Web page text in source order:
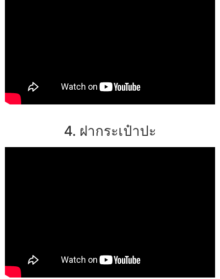
4. ฝากระเป๋าปะ